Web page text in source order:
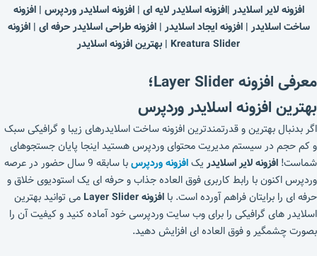
افزونه لایر اسلایدر |افزونه اسلایدر لایه ای | افزونه اسلایدر وردپرس | افزونه
ساخت اسلایدر | افزونه ایجاد اسلایدر | افزونه طراحی اسلایدر حرفه ای | افزونه
Kreatura Slider | بهترین افزونه اسلایدر
معرفی افزونه
بهترین افزونه اسلایدر وردپرس
اگر بدنبال بهترین و قدرتمندترین افزونه ساخت اسلایدرهای زیبا و گرافیکی سبک
و کم حجم در سیستم مدیریت محتوای وردپرس هستید اینجا پایان جستجوهای
شماست! افزونه لایر اسلایدریکافزونه وردپرس
با سابقه 9 سال حضور در عرصه
وردپرس اکنون با رابط کاربری فوق العاده جذاب و حرفه ای یک استودیوی خلاق و
حرفه ای را برایتان فراهم آورده است. با افزونه Layer Slider
می توانید بهترین
اسلایدر های گرافیکی را برای وب سایت وردپرسی خود آماده کنید و کیفیت آن را
بصورت چشمگیر و فوق العاده ای افزایش دهید.